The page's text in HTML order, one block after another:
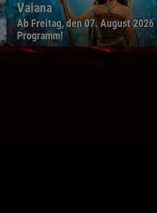
Vaiana
Ab Freitag, den 07. August
Programm!